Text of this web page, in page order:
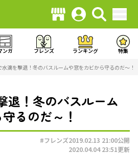
ンガ フレンズ ランキング 特集
水滴を撃退！冬のバスルームや窓をカビから守るのだ～！
退！冬のバスルーム
るのだ～！
#フレンズ2019.02.13 21:00公開
2020.04.04 23:51更新